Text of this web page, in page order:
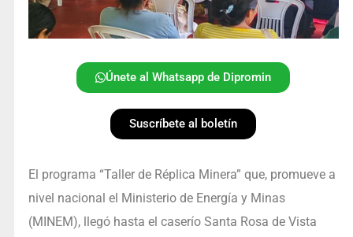
Únete al Whatsapp de Dipromin
Suscríbete al boletín
El programa “Taller de Réplica Minera” que, promueve a
nivel nacional el Ministerio de Energía y Minas
(MINEM), llegó hasta el caserío Santa Rosa de Vista